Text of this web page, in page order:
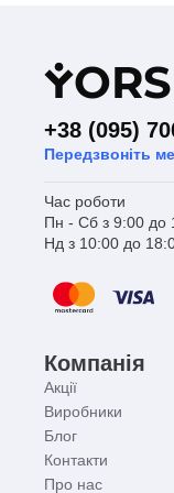
Y
+38 (095)
Передзвоніть
Час роботи
Пн - Сб з 9:00 до
Нд з 10:00 до
Компанія
Акції
Виробники
Блог
Контакти
Про нас